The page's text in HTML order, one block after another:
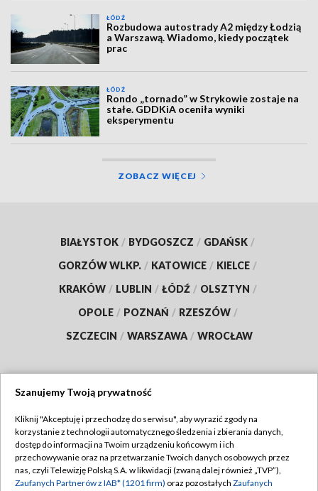
ŁÓDŹ
Rozbudowa autostrady A2 między Łodzią
a Warszawą. Wiadomo, kiedy początek
prac
ŁÓDŹ
Rondo „tornado” w Strykowie zostaje na
stałe. GDDKiA oceniła wyniki
eksperymentu
ZOBACZ WIĘCEJ
BIAŁYSTOK / BYDGOSZCZ / GDAŃSK /
GORZÓW WLKP. / KATOWICE / KIELCE /
KRAKÓW / LUBLIN / ŁÓDŹ / OLSZTYN /
OPOLE / POZNAŃ / RZESZÓW /
SZCZECIN / WARSZAWA / WROCŁAW
TVP
Abonament TVP
Emisja w TVP
Regulamin TVP
Polityka prywatności
Szanujemy Twoją prywatność
Kliknij "Akceptuję i przechodzę do serwisu", aby wyrazić zgody na
korzystanie z technologii automatycznego śledzenia i zbierania danych,
dostęp do informacji na Twoim urządzeniu końcowym i ich
przechowywanie oraz na przetwarzanie Twoich danych osobowych przez
nas, czyli Telewizję Polską S.A. w likwidacji (zwaną dalej również „TVP”),
Zaufanych Partnerów z IAB* (1201 firm) oraz pozostałych Zaufanych